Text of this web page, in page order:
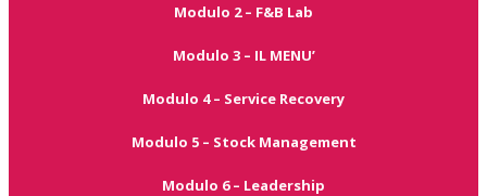
Modulo 2 – F&B Lab
Modulo 3 – IL MENU’
Modulo 4 – Service Recovery
Modulo 5 – Stock Management
Modulo 6 – Leadership